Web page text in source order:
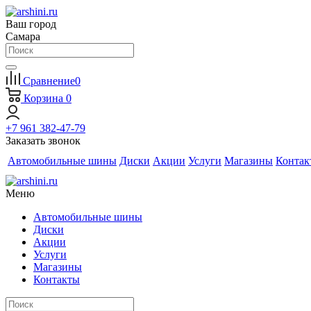
Ваш город
Самара
Сравнение0
Корзина 0
+7 961 382-47-79
Заказать звонок
Автомобильные шины Диски Акции Услуги Магазины
Меню
Автомобильные шины
Диски
Акции
Услуги
Магазины
Контакты